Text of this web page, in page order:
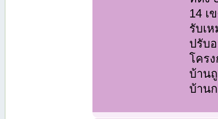
14 เ
รับเ
ปรับ
โคร
บ้าน
บ้าน